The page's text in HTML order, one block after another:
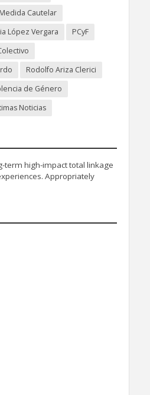
Medida Cautelar
López Vergara
PCyF
Rodolfo Ariza Clerici
de Género
Noticias
term high-impact total linkage
Appropriately